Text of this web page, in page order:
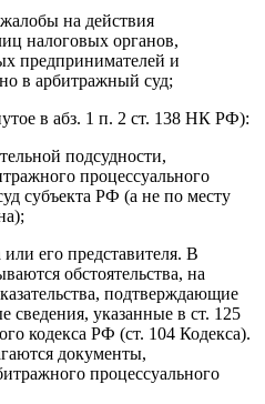
на действия
налоговых органов,
предпринимателей и
в арбитражный суд;
в абз. 1 п. 2 ст. 138 НК РФ):
подсудности,
процессуального
субъекта РФ (а не по месту
его представителя. В
обстоятельства, на
подтверждающие
сведения, указанные в ст. 125
кодекса РФ (ст. 104 Кодекса).
документы,
процессуального